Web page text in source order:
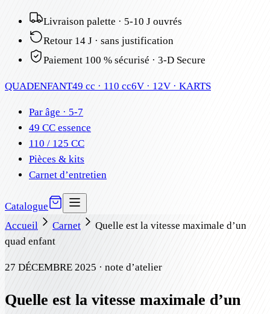
Livraison palette · 5-10 J ouvrés
Retour 14 J · sans justification
Paiement 100 % sécurisé · 3-D Secure
QUADENFANT49 cc · 110 cc6V · 12V · KARTS
Par âge · 5-7
49 CC essence
110 / 125 CC
Pièces & kits
Carnet d’entretien
Catalogue
Accueil
Carnet
Quelle est la vitesse maximale d’un
quad enfant
27 DÉCEMBRE 2025 · note d’atelier
Quelle est la vitesse maximale d’un